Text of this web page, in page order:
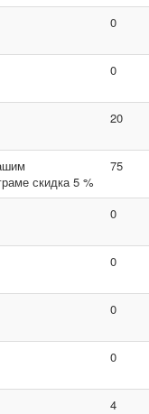
0
0
20
скидка 5 %
75
0
0
0
0
4